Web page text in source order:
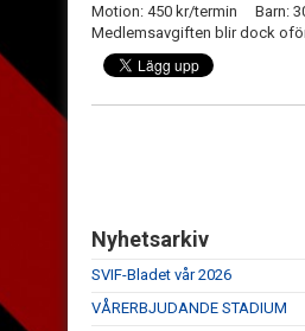
Motion: 450 kr/termin Barn:
Medlemsavgiften blir dock
Nyhetsarkiv
SVIF-Bladet vår 2026
VÅRERBJUDANDE STADIUM